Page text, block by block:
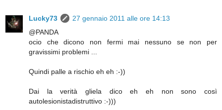
Lucky73
27 gennaio 2011 alle ore 14:13
@PANDA
ocio che dicono non fermi mai nessuno se non per
gravissimi problemi ...
Quindi palle a rischio eh eh :-))
Dai la verità gliela dico eh eh non sono così
autolesionistadistruttivo :-)))